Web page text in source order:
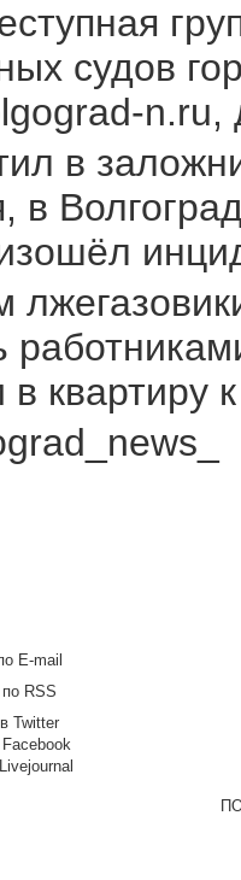
судов
в
в
квартиру
E-mail
по RSS
в Twitter
Facebook